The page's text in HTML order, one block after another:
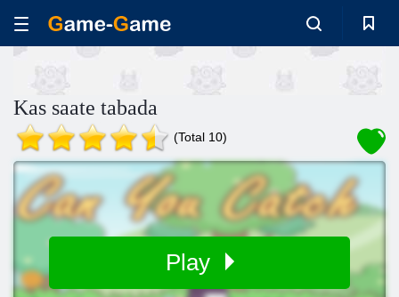
Kas saate tabada
(Total 10)
Play